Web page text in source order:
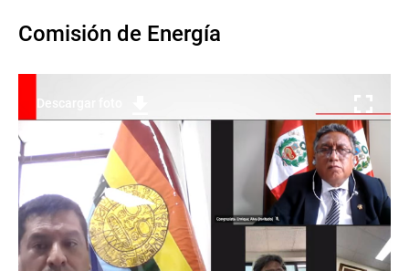
Comisión de Energía
Descargar foto